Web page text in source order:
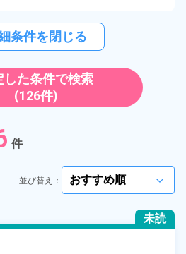
条件を閉じる
した条件で検索
(126件)
件
並び替え： arrow_forward_ios
未読